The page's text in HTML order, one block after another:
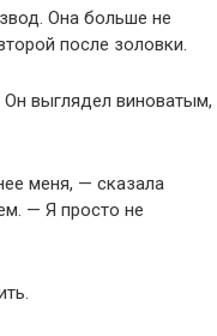
Она больше не
после золовки.
выглядел виноватым,
меня, — сказала
— Я просто не